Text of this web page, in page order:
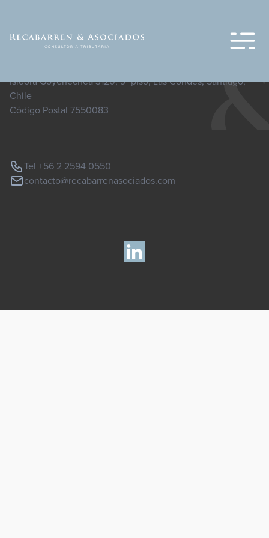
Isidora Goyenechea 3120, 9° piso, Las Condes, Santiago,
Chile
Código Postal 7550083
Tel +56 2 2594 0550
contacto@recabarrenasociados.com